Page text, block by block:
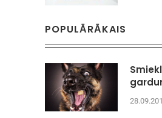
POPULĀRĀKAIS